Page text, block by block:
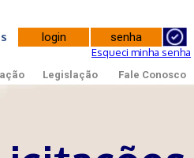
Esqueci minha senha
Legislação Fale Conosco